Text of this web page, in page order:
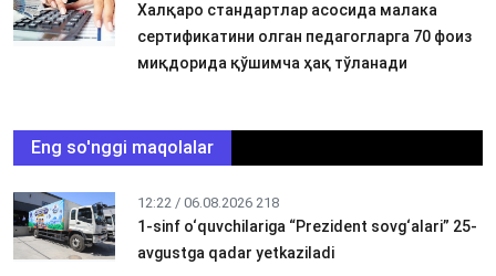
Халқаро стандартлар асосида малака
сертификатини олган педагогларга 70 фоиз
миқдорида қўшимча ҳақ тўланади
Eng so'nggi maqolalar
12:22 / 06.08.2026 218
1-sinf o‘quvchilariga “Prezident sovg‘alari” 25-
avgustga qadar yetkaziladi